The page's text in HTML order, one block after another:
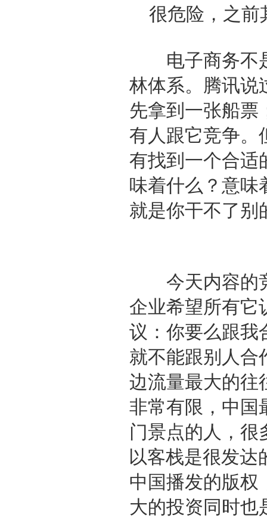
很危险，之前
电子商务不是
林体系。腾讯说
先拿到一张船票
有人跟它竞争。
有找到一个合适
味着什么？意味
就是你干不了别
今天内容的竞
企业希望所有它
议：你要么跟我
就不能跟别人合
边流量最大的往
非常有限，中国
门景点的人，很
以客栈是很发达
中国播发的版权
大的投资同时也